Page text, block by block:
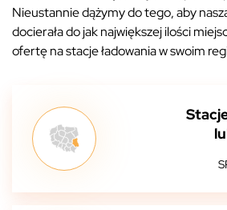
Nieustannie dążymy do tego, aby
docierała do jak największej ilości
ofertę na stacje ładowania w swoim